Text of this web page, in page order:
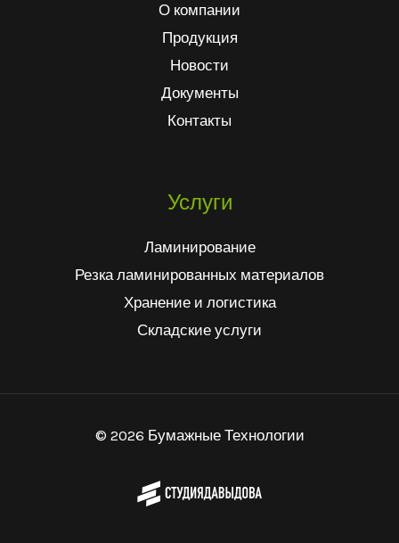
О компании
Продукция
Новости
Документы
Контакты
Услуги
Ламинирование
Резка ламинированных материалов
Хранение и логистика
Складские услуги
© 2026 Бумажные Технологии